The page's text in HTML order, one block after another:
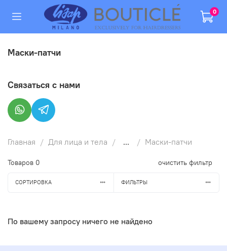
0
Маски-патчи
Главная Для лица и тела ... Маски-патчи
Товаров 0 очистить фильтр
СОРТИРОВКА ФИЛЬТРЫ
По вашему запросу ничего не найдено
Связаться с нами